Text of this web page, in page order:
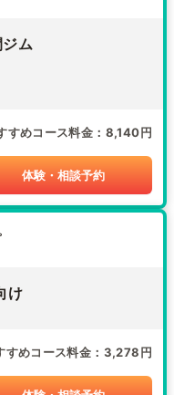
ム
すめコース料金 8,140円
体験・相談予約
け
すめコース料金 3,278円